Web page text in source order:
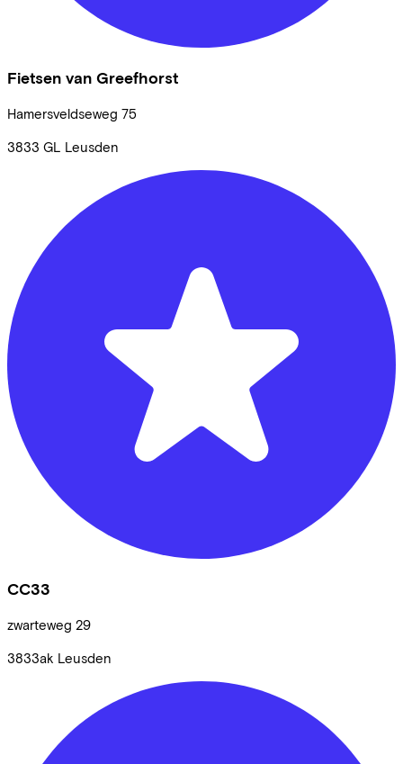
Fietsen van Greefhorst
Hamersveldseweg 75
3833 GL Leusden
CC33
zwarteweg 29
3833ak Leusden